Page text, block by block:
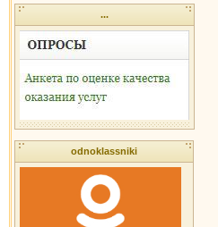
...
odnoklassniki